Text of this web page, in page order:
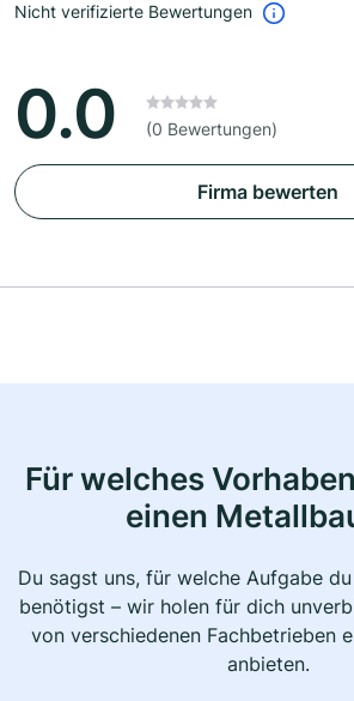
Nicht verifizierte Bewertungen
0.0 (0 Bewertungen)
Firma bewerten
Für welches
einen
Du sagst uns, für welche Aufgabe
benötigst – wir holen für dich
von verschiedenen Fachbetrieben
anbieten.